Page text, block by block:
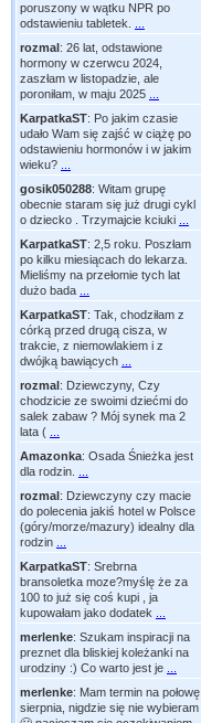
poruszony w wątku NPR po
odstawieniu tabletek.
rozmal: 26 lat, odstawione
hormony w czerwcu 2024,
zaszłam w listopadzie, ale
poroniłam, w maju 2025
KarpatkaST: Po jakim czasie
udało Wam się zajść w ciążę po
odstawieniu hormonów i w jakim
wieku?
gosik050288: Witam grupę
obecnie staram się już drugi cykl
o dziecko . Trzymajcie kciuki
KarpatkaST: 2,5 roku. Poszłam
po kilku miesiącach do lekarza.
Mieliśmy na przełomie tych lat
dużo bada
KarpatkaST: Tak, chodziłam z
córką przed drugą cisza, w
trakcie, z niemowlakiem i z
dwójką bawiących
rozmal: Dziewczyny, Czy
chodzicie ze swoimi dziećmi do
salek zabaw ? Mój synek ma 2
lata (
Amazonka: Osada Śnieżka jest
dla rodzin.
rozmal: Dziewczyny czy macie
do polecenia jakiś hotel w Polsce
(góry/morze/mazury) idealny dla
rodzin
KarpatkaST: Srebrna
bransoletka moze?myślę że za
100 to już się coś kupi , ja
kupowałam jako dodatek
merlenke: Szukam inspiracji na
preznet dla bliskiej koleżanki na
urodziny :) Co warto jest je
merlenke: Mam termin na połowę
sierpnia, nigdzie się nie wybieram